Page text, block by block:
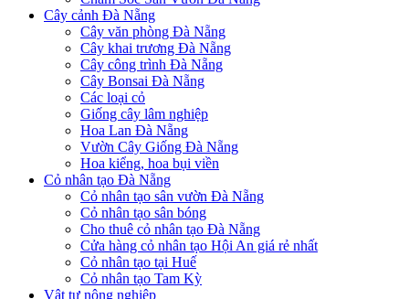
Cây cảnh Đà Nẵng
Cây văn phòng Đà Nẵng
Cây khai trương Đà Nẵng
Cây công trình Đà Nẵng
Cây Bonsai Đà Nẵng
Các loại cỏ
Giống cây lâm nghiệp
Hoa Lan Đà Nẵng
Vườn Cây Giống Đà Nẵng
Hoa kiểng, hoa bụi viền
Cỏ nhân tạo Đà Nẵng
Cỏ nhân tạo sân vườn Đà Nẵng
Cỏ nhân tạo sân bóng
Cho thuê cỏ nhân tạo Đà Nẵng
Cửa hàng cỏ nhân tạo Hội An giá rẻ nhất
Cỏ nhân tạo tại Huế
Cỏ nhân tạo Tam Kỳ
Vật tư nông nghiệp